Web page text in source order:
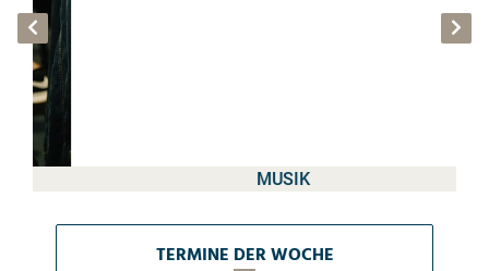
MUSIK
TERMINE DER WOCHE
TERMINE DER WOCHE